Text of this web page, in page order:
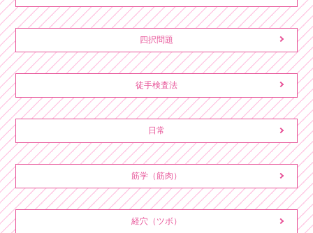
四択問題
徒手検査法
日常
筋学（筋肉）
経穴（ツボ）